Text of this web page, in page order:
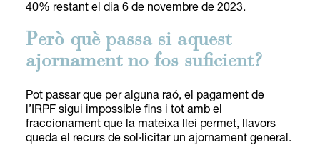
40% restant el dia 6 de novembre de 2023.
Però què passa si aquest
ajornament no fos suficient?
Pot passar que per alguna raó, el pagament de
l’IRPF sigui impossible fins i tot amb el
fraccionament que la mateixa llei permet, llavors
queda el recurs de sol·licitar un ajornament general.